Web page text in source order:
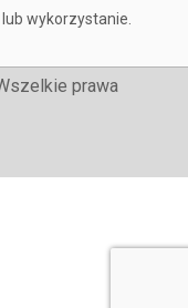
wykorzystanie.
prawa